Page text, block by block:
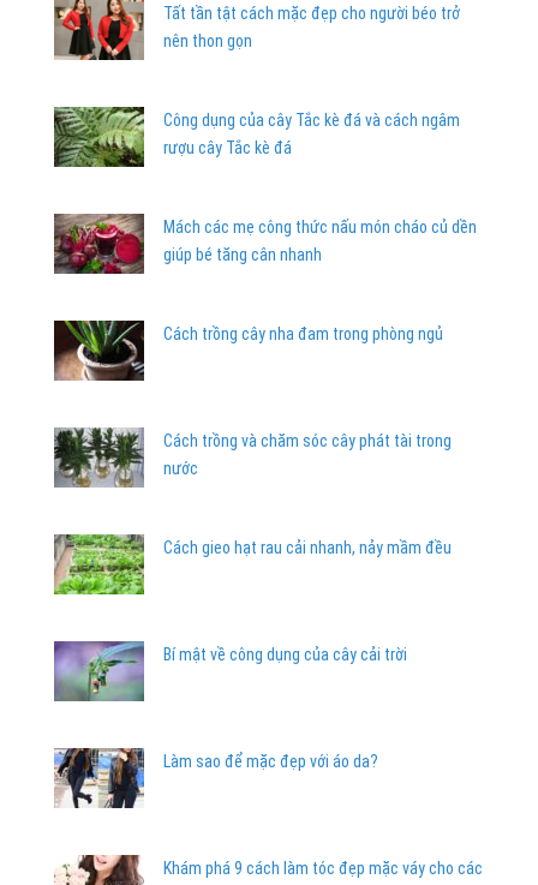
Tất tần tật cách mặc đẹp cho người béo trở
nên thon gọn
Công dụng của cây Tắc kè đá và cách ngâm
rượu cây Tắc kè đá
Mách các mẹ công thức nấu món cháo củ dền
giúp bé tăng cân nhanh
Cách trồng cây nha đam trong phòng ngủ
Cách trồng và chăm sóc cây phát tài trong
nước
Cách gieo hạt rau cải nhanh, nảy mầm đều
Bí mật về công dụng của cây cải trời
Làm sao để mặc đẹp với áo da?
Khám phá 9 cách làm tóc đẹp mặc váy cho các